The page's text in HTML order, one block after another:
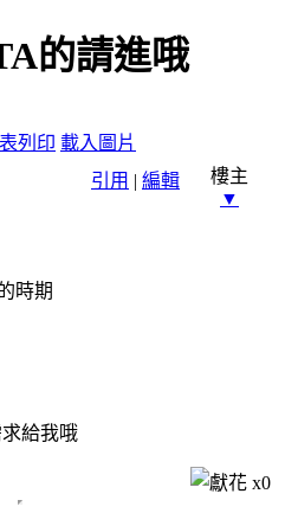
的請進哦
列印 載入圖片
引用 | 編輯
樓主
▼
時期
給我哦
x0